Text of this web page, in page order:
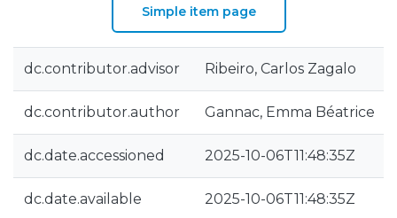
Simple item page
dc.contributor.advisor Ribeiro, Carlos Zagalo
dc.contributor.author Gannac, Emma Béatrice
dc.date.accessioned 2025-10-06T11:48:35Z
dc.date.available 2025-10-06T11:48:35Z